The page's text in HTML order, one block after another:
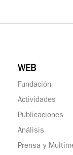
WEB
Fundación
Actividades
Publicaciones
Análisis
Prensa y